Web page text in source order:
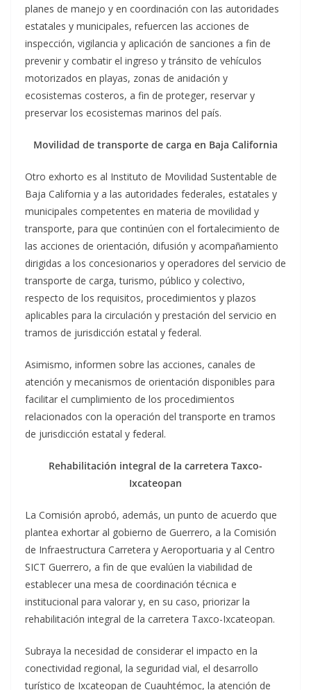
planes de manejo y en coordinación con las autoridades
estatales y municipales, refuercen las acciones de
inspección, vigilancia y aplicación de sanciones a fin de
prevenir y combatir el ingreso y tránsito de vehículos
motorizados en playas, zonas de anidación y
ecosistemas costeros, a fin de proteger, reservar y
preservar los ecosistemas marinos del país.
Movilidad de transporte de carga en Baja California
Otro exhorto es al Instituto de Movilidad Sustentable de
Baja California y a las autoridades federales, estatales y
municipales competentes en materia de movilidad y
transporte, para que continúen con el fortalecimiento de
las acciones de orientación, difusión y acompañamiento
dirigidas a los concesionarios y operadores del servicio de
transporte de carga, turismo, público y colectivo,
respecto de los requisitos, procedimientos y plazos
aplicables para la circulación y prestación del servicio en
tramos de jurisdicción estatal y federal.
Asimismo, informen sobre las acciones, canales de
atención y mecanismos de orientación disponibles para
facilitar el cumplimiento de los procedimientos
relacionados con la operación del transporte en tramos
de jurisdicción estatal y federal.
Rehabilitación integral de la carretera Taxco-
Ixcateopan
La Comisión aprobó, además, un punto de acuerdo que
plantea exhortar al gobierno de Guerrero, a la Comisión
de Infraestructura Carretera y Aeroportuaria y al Centro
SICT Guerrero, a fin de que evalúen la viabilidad de
establecer una mesa de coordinación técnica e
institucional para valorar y, en su caso, priorizar la
rehabilitación integral de la carretera Taxco-Ixcateopan.
Subraya la necesidad de considerar el impacto en la
conectividad regional, la seguridad vial, el desarrollo
turístico de Ixcateopan de Cuauhtémoc, la atención de